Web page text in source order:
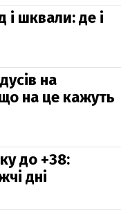
і шквали: де і
на
на це кажуть
до +38:
дні